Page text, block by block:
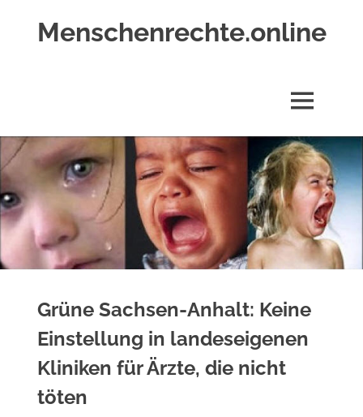
Menschenrechte.online
Geborene
wie
Ungeborene
MENÜ
Grüne Sachsen-Anhalt: Keine
Einstellung in landeseigenen
Kliniken für Ärzte, die nicht
töten